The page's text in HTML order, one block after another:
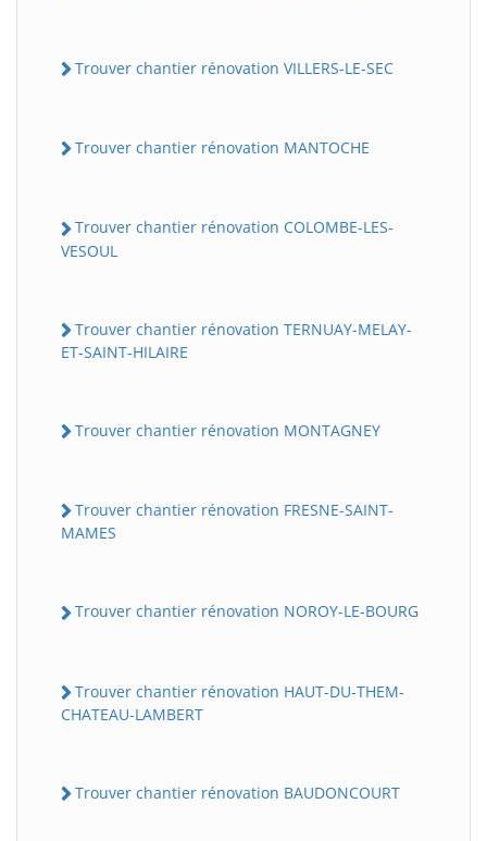
Trouver chantier rénovation VILLERS-LE-SEC
Trouver chantier rénovation MANTOCHE
Trouver chantier rénovation COLOMBE-LES-
VESOUL
Trouver chantier rénovation TERNUAY-MELAY-
ET-SAINT-HILAIRE
Trouver chantier rénovation MONTAGNEY
Trouver chantier rénovation FRESNE-SAINT-
MAMES
Trouver chantier rénovation NOROY-LE-BOURG
Trouver chantier rénovation HAUT-DU-THEM-
CHATEAU-LAMBERT
Trouver chantier rénovation BAUDONCOURT
B BatiWebPro